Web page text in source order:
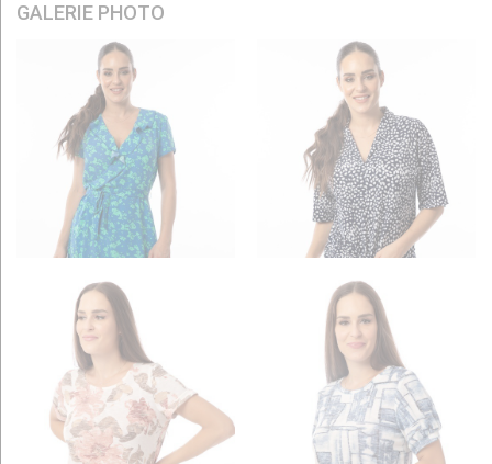
GALERIE PHOTO